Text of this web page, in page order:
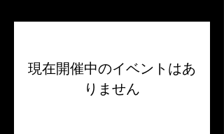
現在開催中のイベントはあ
りません